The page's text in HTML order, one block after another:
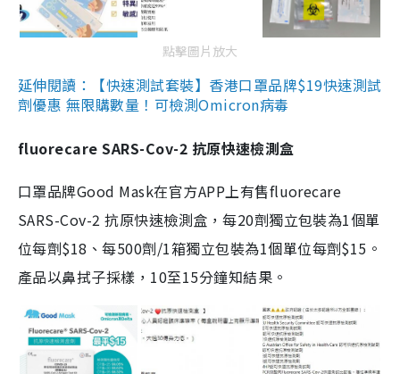
點擊圖片放大
延伸閱讀：【快速測試套裝】香港口罩品牌$19快速測試
劑優惠 無限購數量！可檢測Omicron病毒
fluorecare SARS-Cov-2 抗原快速檢測盒
口罩品牌Good Mask在官方APP上有售fluorecare
SARS-Cov-2 抗原快速檢測盒，每20劑獨立包裝為1個單
位每劑$18、每500劑/1箱獨立包裝為1個單位每劑$15。
產品以鼻拭子採樣，10至15分鐘知結果。